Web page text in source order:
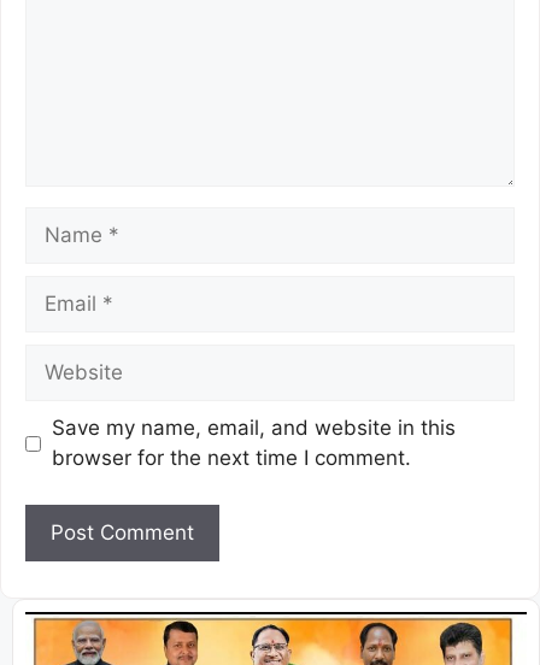
Save my name, email, and website in this
browser for the next time I comment.